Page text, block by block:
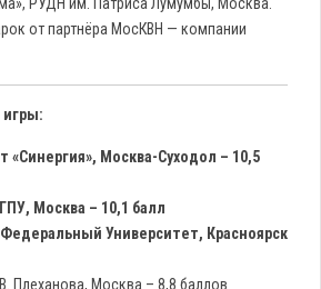
от партнёра МосКВН — компании
игры:
Москва-Суходол – 10,5
Москва – 10,1 балл
Университет, Красноярск
Плеханова, Москва – 8,8 баллов